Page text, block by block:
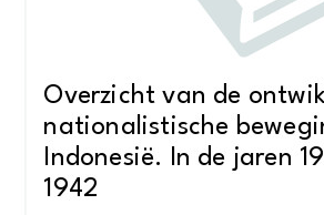
Overzicht van de
nationalistische
Indonesië. In de jaren
1942